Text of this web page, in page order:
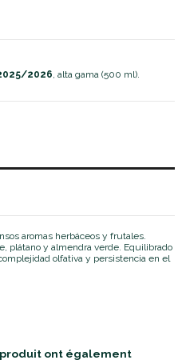
2026 , alta gama (500 ml).
aromas herbáceos y frutales.
plátano y almendra verde. Equilibrado
olfativa y persistencia en el
ont également